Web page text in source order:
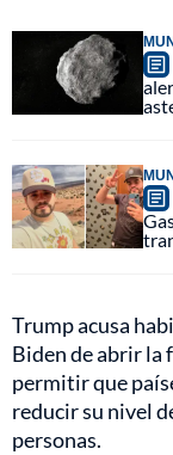
Trump acusa
Biden de abrir la
permitir que
reducir su nivel
personas.